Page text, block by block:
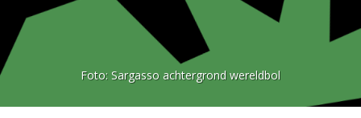
Foto: Sargasso achtergrond wereldbol